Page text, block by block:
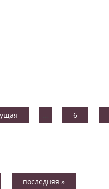
6
последняя »